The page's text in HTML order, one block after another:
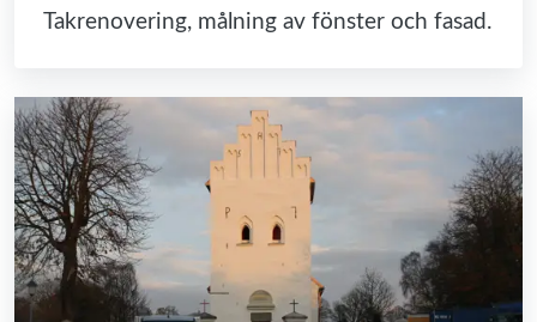
Takrenovering, målning av fönster och fasad.